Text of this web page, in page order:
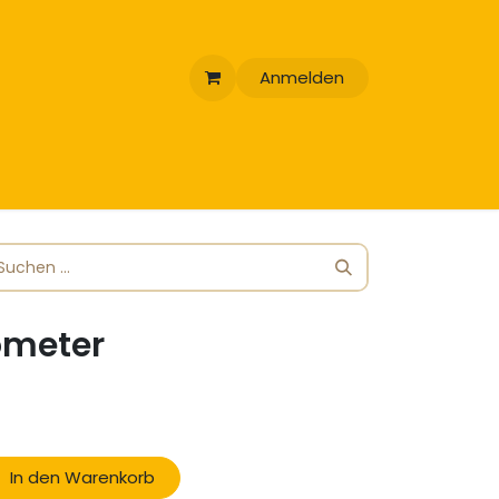
Anmelden
In den Warenkorb